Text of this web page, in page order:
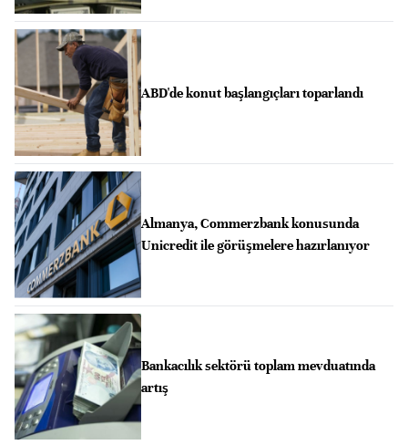
ABD'de konut başlangıçları toparlandı
Almanya, Commerzbank konusunda
Unicredit ile görüşmelere hazırlanıyor
Bankacılık sektörü toplam mevduatında
artış